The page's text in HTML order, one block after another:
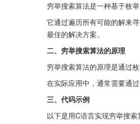
穷举搜索算法是一种基于枚
它通过遍历所有可能的解来
最佳的解决方案。
二、穷举搜索算法的原理
穷举搜索算法的原理是通过
在实际应用中，通常需要通
三、代码示例
以下是用C语言实现穷举搜索